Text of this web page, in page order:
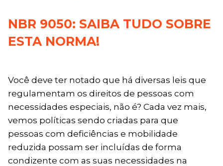
NBR 9050: SAIBA TUDO SOBRE
ESTA NORMA!
Você deve ter notado que há diversas leis que
regulamentam os direitos de pessoas com
necessidades especiais, não é? Cada vez mais,
vemos políticas sendo criadas para que
pessoas com deficiências e mobilidade
reduzida possam ser incluídas de forma
condizente com as suas necessidades na